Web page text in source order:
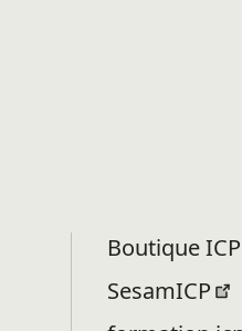
Boutique ICP
SesamICP